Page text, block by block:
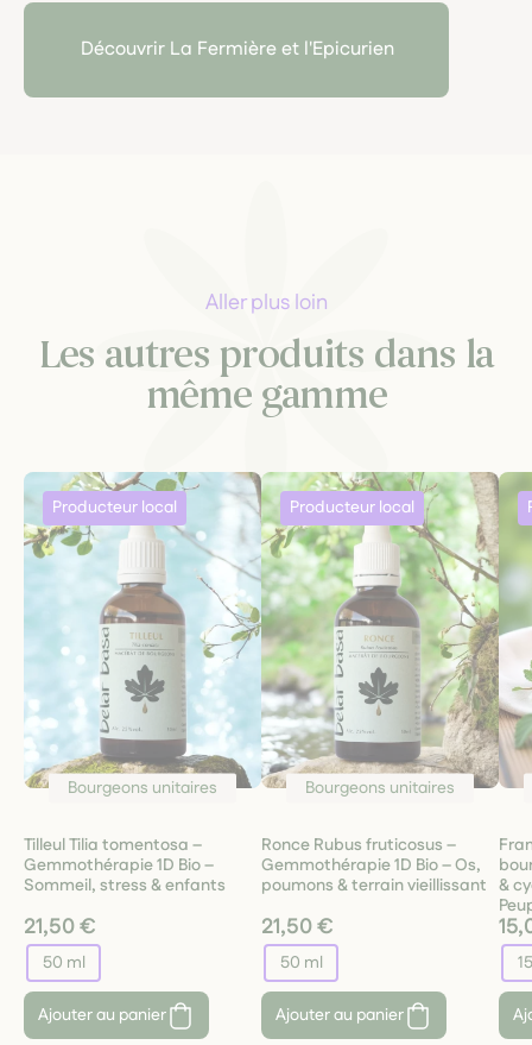
nature.
Découvrir La Fermière et l'Epicurien
Aller plus loin
Les autres produits dans la
même gamme
Bourgeons unitaires
Tilleul Tilia tomentosa –
Gemmothérapie 1D Bio –
Sommeil, stress & enfants
21,50 €
50 ml
Ajouter au panier
Bourgeons unitaires
Ronce Rubus fruticosus –
Gemmothérapie 1D Bio – Os,
poumons & terrain vieillissant
21,50 €
50 ml
Ajouter au panier
&